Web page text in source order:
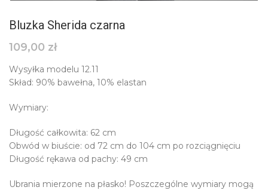
Bluzka Sherida czarna
109,00 zł
Wysyłka modelu 12.11
Skład: 90% bawełna, 10% elastan
Wymiary:
Długość całkowita: 62 cm
Obwód w biuście: od 72 cm do 104 cm po rozciągnięciu
Długość rękawa od pachy: 49 cm
Ubrania mierzone na płasko! Poszczególne wymiary mogą